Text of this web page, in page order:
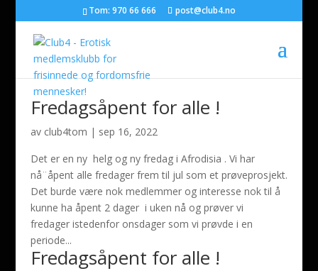
Tom: 970 66 666 post@club4.no
Fredagsåpent for alle !
av club4tom | sep 16, 2022
Det er en ny helg og ny fredag i Afrodisia . Vi har
nå¨åpent alle fredager frem til jul som et prøveprosjekt.
Det burde være nok medlemmer og interesse nok til å
kunne ha åpent 2 dager i uken nå og prøver vi
fredager istedenfor onsdager som vi prøvde i en
periode...
Fredagsåpent for alle !